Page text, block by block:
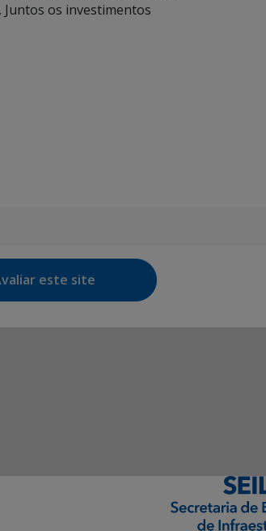
Juntos os investimentos
este site